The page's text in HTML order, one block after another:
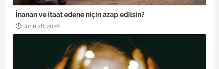
İnanan ve itaat edene niçin azap edilsin?
June 26, 2026